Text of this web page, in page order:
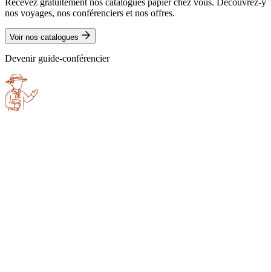
Recevez gratuitement nos catalogues papier chez vous. Découvrez-y
nos voyages, nos conférenciers et nos offres.
Voir nos catalogues
Devenir guide-conférencier